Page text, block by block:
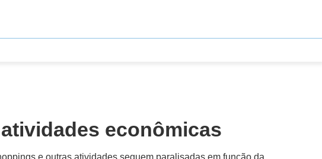
econômicas
e outras atividades seguem paralisadas em função da